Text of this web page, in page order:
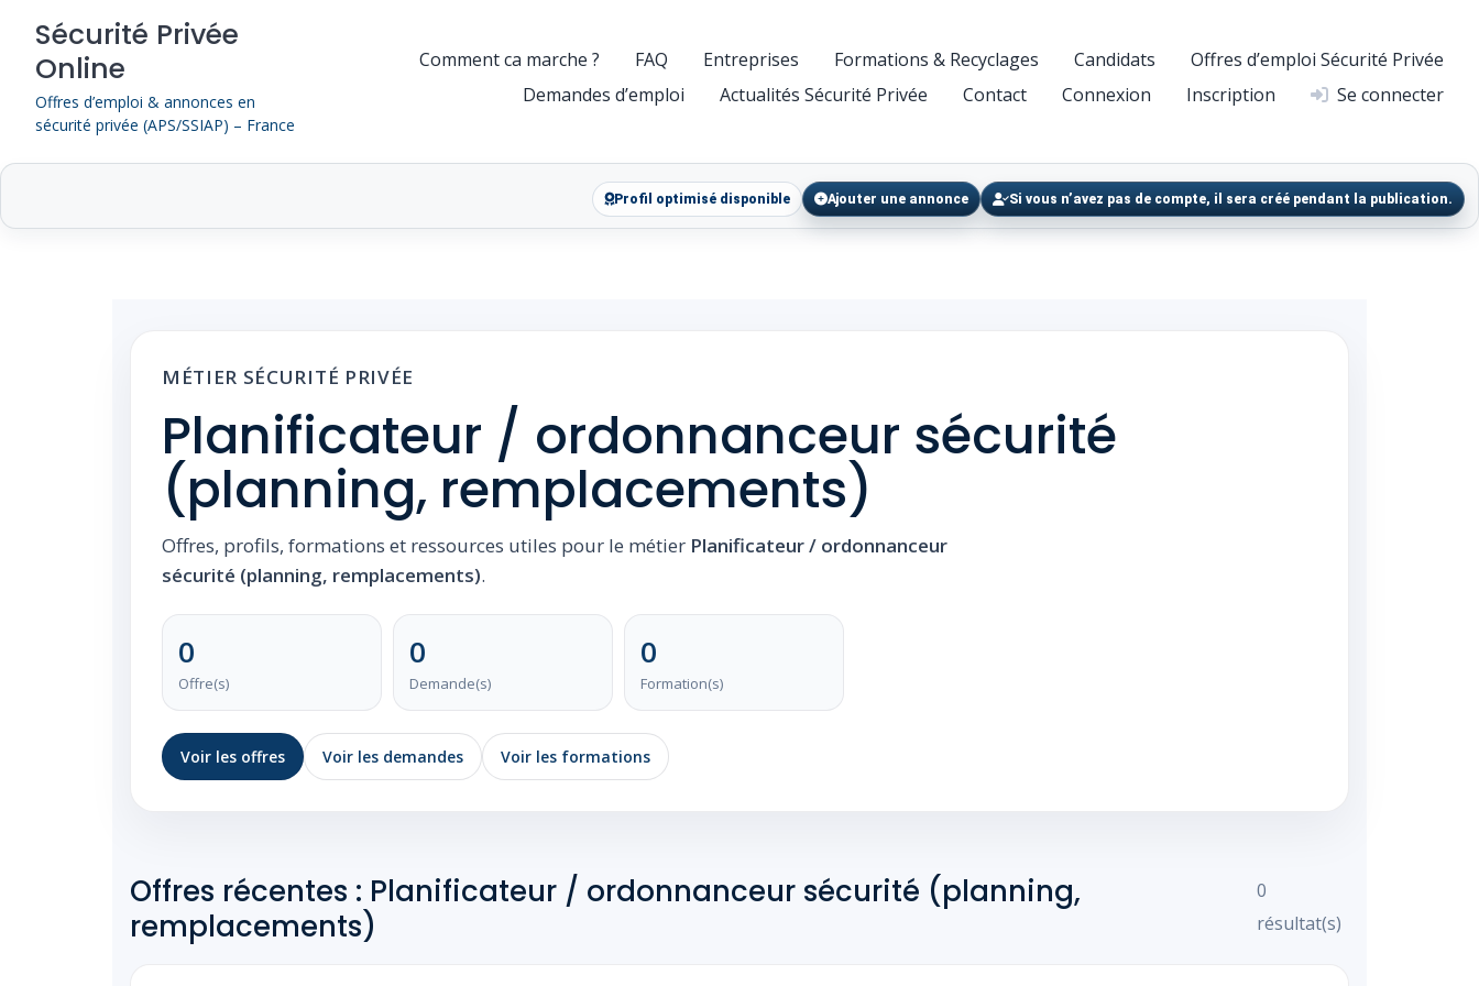
content
Sécurité Privée
Online
Offres d’emploi & annonces en
sécurité privée (APS/SSIAP) – France
Comment ca marche ? FAQ Entreprises Formations & Recyclages Candidats
Offres d’emploi Sécurité Privée
Demandes d’emploi
Actualités Sécurité Privée Contact Connexion Inscription Se connecter
Profil optimisé disponible Ajouter une annonce Si vous n’avez pas de compte, il sera créé pendant la publication.
MÉTIER SÉCURITÉ PRIVÉE
Planificateur / ordonnanceur sécurité
(planning, remplacements)
Offres, profils, formations et ressources utiles pour le métier Planificateur / ordonnanceur
sécurité (planning, remplacements).
0
Offre(s)
0
Demande(s)
0
Formation(s)
Voir les offres Voir les demandes Voir les formations
Offres récentes : Planificateur / ordonnanceur sécurité (planning,
remplacements)
0
résultat(s)